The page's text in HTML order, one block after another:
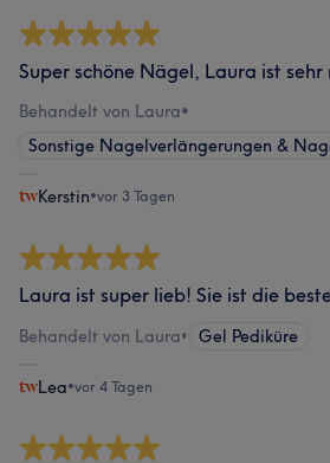
Super schöne Nägel, Laura ist sehr
Behandelt von Laura•
Sonstige Nagelverlängerungen &
Kerstin•vor 3 Tagen
Laura ist super lieb! Sie ist die
Behandelt von Laura• Gel Pediküre
Lea•vor 4 Tagen